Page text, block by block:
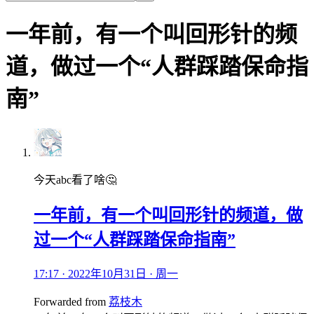
一年前，有一个叫回形针的频
道，做过一个“人群踩踏保命指
南”
今天abc看了啥🤔
一年前，有一个叫回形针的频道，做
过一个“人群踩踏保命指南”
17:17 · 2022年10月31日 · 周一
Forwarded from 荔枝木